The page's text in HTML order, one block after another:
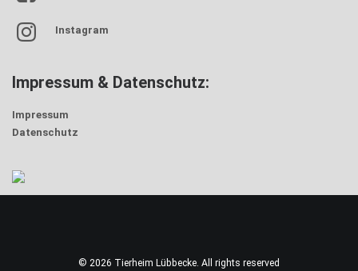
Instagram
Impressum & Datenschutz:
Impressum
Datenschutz
© 2026 Tierheim Lübbecke. All rights reserved